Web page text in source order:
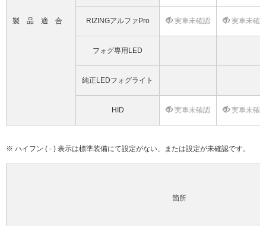
製品適合 RIZINGアルファPro 実車未確認 実車未確
フォグ専用LED
純正LEDフォグライト
HID 実車未確認 実車未確
※ ハイフン ( - ) 表示は標準装備にて設定がない、または設定が未確認です。
箇所